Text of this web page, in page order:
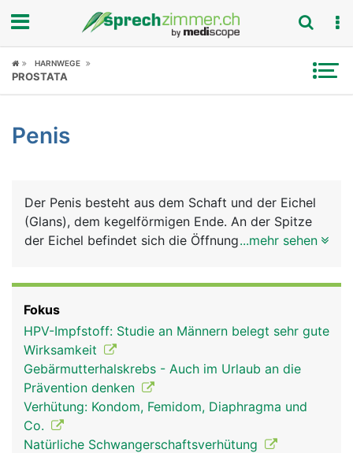
Fokus
Symptome
News
Rubriken
HARNWEGE
PROSTATA
Penis
Der Penis besteht aus dem Schaft und der Eichel
(Glans), dem kegelförmigen Ende. An der Spitze
der Eichel befindet sich die Öffnung der
Penis wird von 3 schwammartigen Schwellkörpern
gebildet, die sich bei sexueller Erregung mit Blut
füllen. Dadurch wird der Penis grösser und steif
(Erektion). Die beiden grösseren Schwellkörper
liegen nebeneinander, der dritte Schwellkörper
fügt sich von der Unterseite her an, in ihm verläuft
auch die Harnröhre.
...mehr sehen
Fokus
HPV-Impfstoff: Studie an Männern belegt sehr gute
Wirksamkeit
Gebärmutterhalskrebs - Auch im Urlaub an die
Prävention denken
Verhütung: Kondom, Femidom, Diaphragma und
Co.
Natürliche Schwangerschaftsverhütung